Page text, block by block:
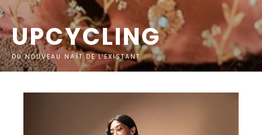
UPCYCLING
DU NOUVEAU NAÎT DE L'EXISTANT